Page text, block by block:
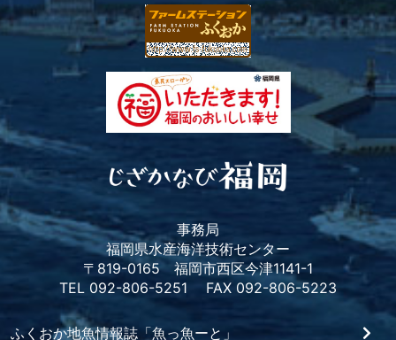
事務局
福岡県水産海洋技術センター
〒819-0165 福岡市西区今津1141-1
TEL 092-806-5251 FAX 092-806-5223
ふくおか地魚情報誌「魚っ魚ーと」